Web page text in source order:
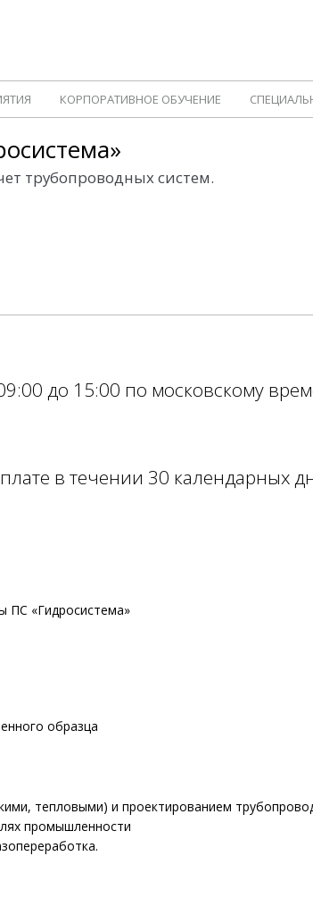
КОРПОРАТИВНОЕ ОБУЧЕНИЕ
трубопроводных систем.
до 15:00 по московскому
в течении 30 календарных
ПC «Гидросистема»
образца
тепловыми) и проектированием
промышленности